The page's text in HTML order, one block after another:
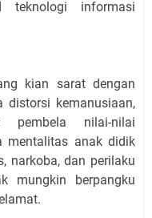
teknologi informasi
kian sarat dengan
distorsi kemanusiaan,
nilai-nilai
mentalitas anak didik
narkoba, dan perilaku
mungkin berpangku